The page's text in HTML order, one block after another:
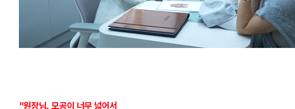
"원장님, 모공이 너무 넓어서